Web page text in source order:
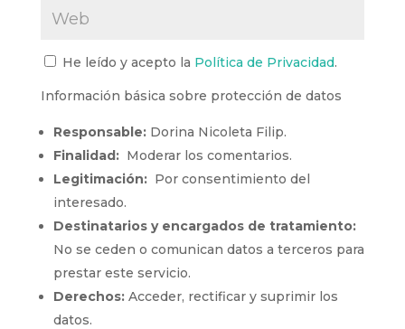
He leído y acepto la Política de Privacidad.
Información básica sobre protección de datos
Responsable:Dorina Nicoleta Filip.
Finalidad:Moderar los comentarios.
Legitimación:Por consentimiento del
interesado.
Destinatarios y encargados de tratamiento:
No se ceden o comunican datos a terceros para
prestar este servicio.
Derechos:Acceder, rectificar y suprimir los
datos.